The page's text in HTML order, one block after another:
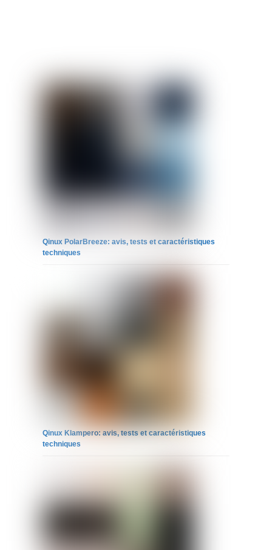
Qinux PolarBreeze: avis, tests et caractéristiques
techniques
Qinux Klampero: avis, tests et caractéristiques
techniques